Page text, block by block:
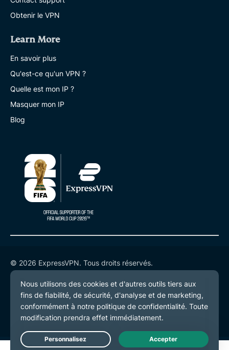
Obtenir le VPN
Learn More
En savoir plus
Qu'est-ce qu'un VPN ?
Quelle est mon IP ?
Masquer mon IP
Blog
© 2026 ExpressVPN. Tous droits réservés.
Politique de confidentialité
Conditions de service
Préférences de cookies
Live Chat